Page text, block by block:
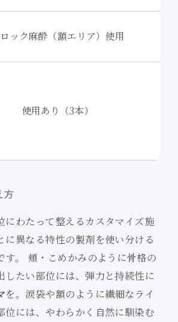
ック麻酔（額エリア）使用
使用あり（3本）
方
にわたって整えるカスタマイズ施
に異なる特性の製剤を使い分ける
す。 頬・こめかみのように骨格の
したい部位には、弾力と持続性に
を。涙袋や額のように繊細なライ
位には、やわらかく自然に馴染む